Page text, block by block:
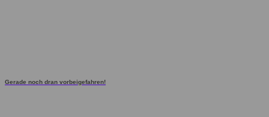
Gerade noch dran vorbeigefahren!